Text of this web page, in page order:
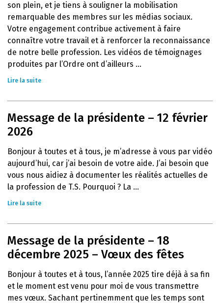
son plein, et je tiens à souligner la mobilisation
remarquable des membres sur les médias sociaux.
Votre engagement contribue activement à faire
connaître votre travail et à renforcer la reconnaissance
de notre belle profession. Les vidéos de témoignages
produites par l’Ordre ont d’ailleurs ...
Lire la suite
Message de la présidente – 12 février
2026
Bonjour à toutes et à tous, je m’adresse à vous par vidéo
aujourd’hui, car j’ai besoin de votre aide. J’ai besoin que
vous nous aidiez à documenter les réalités actuelles de
la profession de T.S. Pourquoi ? La ...
Lire la suite
Message de la présidente – 18
décembre 2025 – Vœux des fêtes
Bonjour à toutes et à tous, l’année 2025 tire déjà à sa fin
et le moment est venu pour moi de vous transmettre
mes vœux. Sachant pertinemment que les temps sont